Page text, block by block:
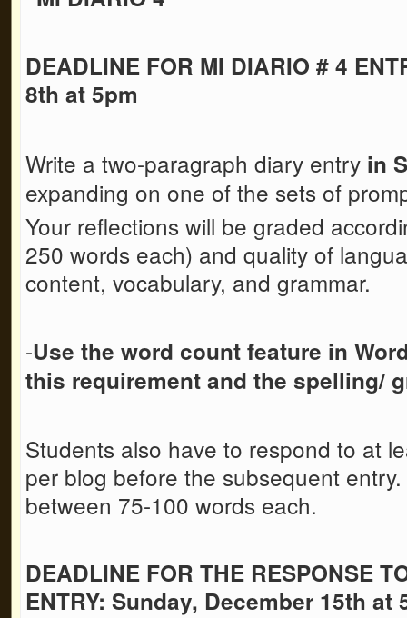
DEADLINE FOR MI DIARIO # 4
8th at 5pm
Write a two-paragraph diary entry in
expanding on one of the sets of
Your reflections will be graded
250 words each) and quality of
content, vocabulary, and grammar.
-Use the word count feature in
this requirement and the spelling/
Students also have to respond to at
per blog before the subsequent
between 75-100 words each.
DEADLINE FOR THE RESPONSE
ENTRY: Sunday, December 15th at